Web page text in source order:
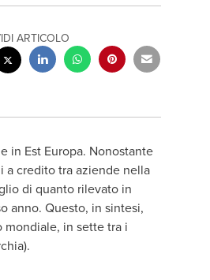
ARTICOLO
in Est Europa. Nonostante
credito tra aziende nella
di quanto rilevato in
anno. Questo, in sintesi,
in sette tra i